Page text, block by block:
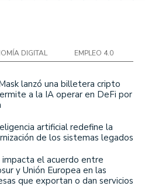
DIGITAL EMPLEO 4.0
lanzó una billetera cripto
a la IA operar en DeFi por
artificial redefine la
de los sistemas legados
impacta el acuerdo entre
y Unión Europea en las
que exportan o dan servicios